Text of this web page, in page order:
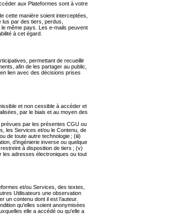
aux Plateformes sont à votre
cette manière soient interceptées,
par des tiers, perdus,
même pays. Les e-mails peuvent
à cet égard.
permettant de recueillir
afin de les partager au public,
lien avec des décisions prises
et non cessible à accéder et
par le biais et au moyen des
prévues par les présentes CGU ou
les Services et/ou le Contenu, de
ou de toute autre technologie ; (iii)
d’ingénierie inverse ou quelque
à disposition de tiers ; (v)
les adresses électroniques ou tout
et/ou Services, des textes,
Utilisateurs une observation
un contenu dont il est l’auteur.
qu'elles soient anonymisées
elle a accédé ou qu'elle a